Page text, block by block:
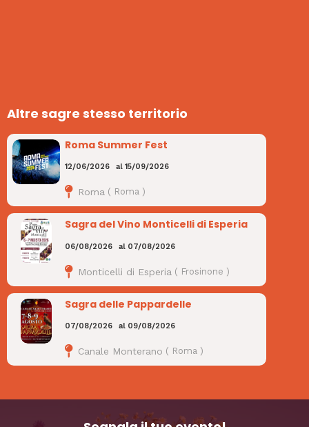
Altre sagre stesso territorio
Roma Summer Fest
12/06/2026 al 15/09/2026
Roma ( Roma )
Sagra del Vino Monticelli di Esperia
06/08/2026 al 07/08/2026
Monticelli di Esperia ( Frosinone )
Sagra delle Pappardelle
07/08/2026 al 09/08/2026
Canale Monterano ( Roma )